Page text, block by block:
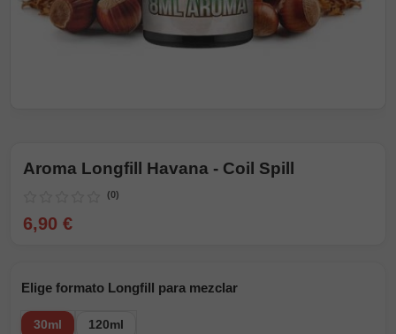
Aroma Longfill Havana - Coil Spill
(0)
6,90 €
Elige formato Longfill para mezclar
30ml 120ml